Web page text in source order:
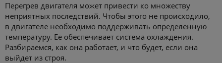
Перегрев двигателя может привести ко множеству
неприятных последствий. Чтобы этого не происходило,
в двигателе необходимо поддерживать определенную
температуру. Её обеспечивает система охлаждения.
Разбираемся, как она работает, и что будет, если она
выйдет из строя.